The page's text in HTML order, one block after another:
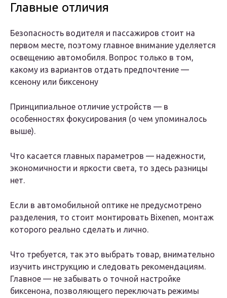
Главные отличия
Безопасность водителя и пассажиров стоит на
первом месте, поэтому главное внимание уделяется
освещению автомобиля. Вопрос только в том,
какому из вариантов отдать предпочтение —
ксенону или биксенону
Принципиальное отличие устройств — в
особенностях фокусирования (о чем упоминалось
выше).
Что касается главных параметров — надежности,
экономичности и яркости света, то здесь разницы
нет.
Если в автомобильной оптике не предусмотрено
разделения, то стоит монтировать Bixenen, монтаж
которого реально сделать и лично.
Что требуется, так это выбрать товар, внимательно
изучить инструкцию и следовать рекомендациям.
Главное — не забывать о точной настройке
биксенона, позволяющего переключать режимы